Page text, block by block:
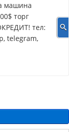
машина
торг
тел:
telegram,